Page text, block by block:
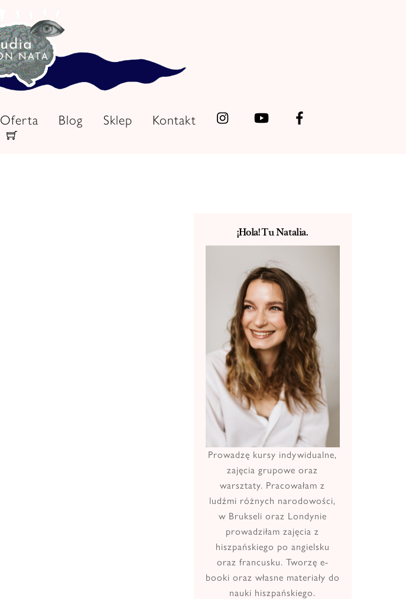
Oferta Blog Sklep Kontakt
Cart
¡Hola! Tu Natalia.
Prowadzę kursy indywidualne,
zajęcia grupowe oraz
warsztaty. Pracowałam z
ludźmi różnych narodowości,
w Brukseli oraz Londynie
prowadziłam zajęcia z
hiszpańskiego po angielsku
oraz francusku. Tworzę e-
booki oraz własne materiały do
nauki hiszpańskiego.